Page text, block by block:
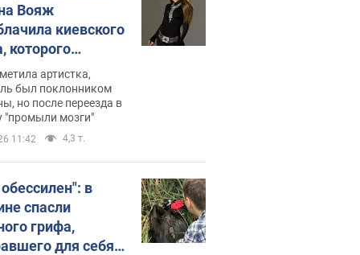
Вояж
киевского
которого
он
не знал,
хочет
украинцев
артистка,
был поклонником
но после переезда в
"промыли мозги"
11:42 4,3 т.
в
спасли
грифа,
для себя